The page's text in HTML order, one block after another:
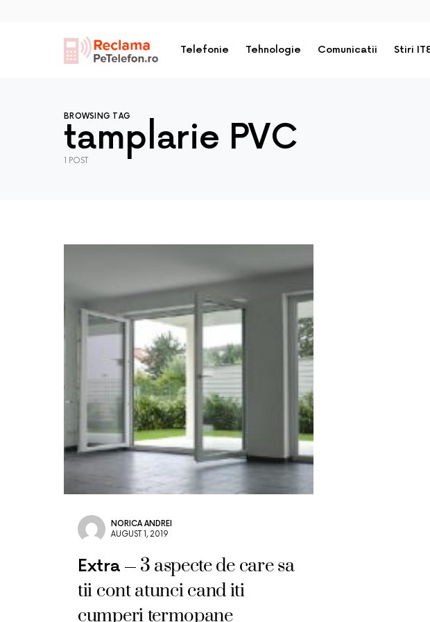
Telefonie Tehnologie Comunicatii Stiri
BROWSING TAG
tamplarie PVC
1 POST
NORICA ANDREI
AUGUST 1, 2019
Extra
3 aspecte de care sa
tii cont atunci cand iti
cumperi termopane